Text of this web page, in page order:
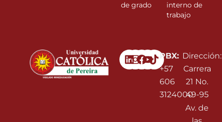
Linkedin
Instagram
Facebook
Youtube
PBX:
+57
606
3124000
Dirección:
Carrera
21 No.
49-95
Av. de
de grado
interno de
trabajo